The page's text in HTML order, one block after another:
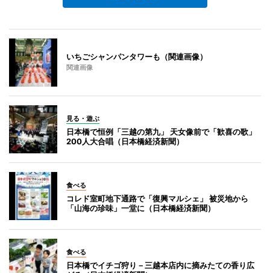
いちごシャンパンタワーも（関連画像）
関連画像
見る・遊ぶ
日本橋で恒例「三越の第九」 天女像前で「歓喜の歌」
200人大合唱（日本橋経済新聞）
食べる
コレド室町地下通路で「復興マルシェ」 被災地から
「山海の珍味」一堂に（日本橋経済新聞）
食べる
日本橋でイチゴ狩り－三越本店内に摘みたての香り広